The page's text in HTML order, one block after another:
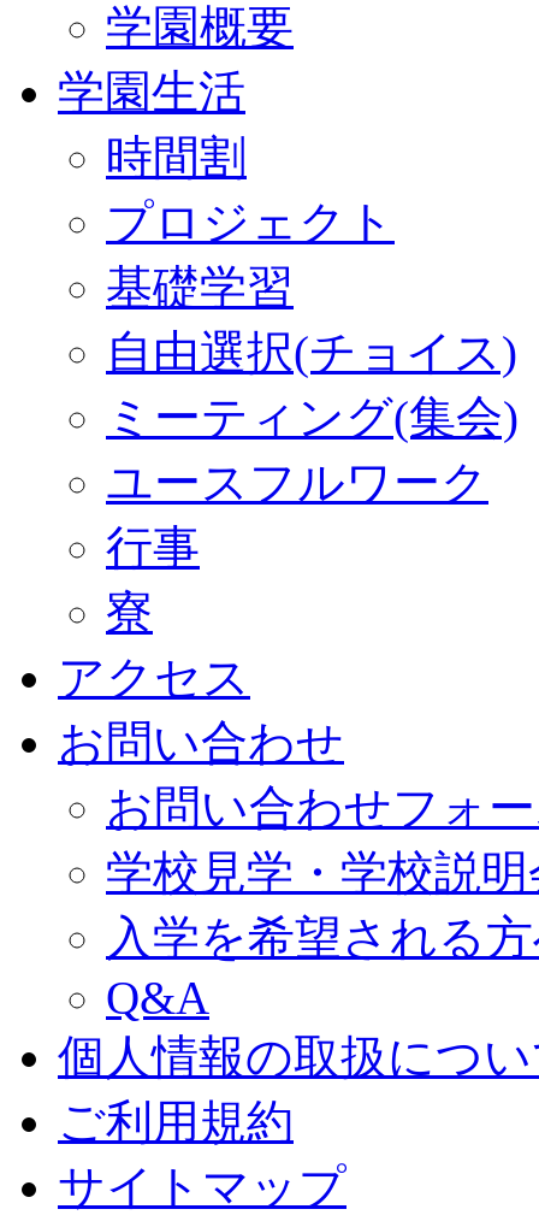
学園概要
学園生活
時間割
プロジェクト
基礎学習
自由選択(チョイス)
ミーティング(集会)
ユースフルワーク
行事
寮
アクセス
お問い合わせ
お問い合わせフォ
学校見学・学校説明
入学を希望される
Q&A
個人情報の取扱につ
ご利用規約
サイトマップ